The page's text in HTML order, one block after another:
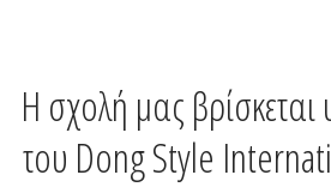
H σχολή μας
του Dong Style